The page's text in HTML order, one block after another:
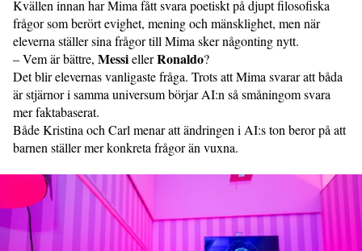
Kvällen innan har Mima fått svara poetiskt på djupt filosofiska
frågor som berört evighet, mening och mänsklighet, men när
eleverna ställer sina frågor till Mima sker någonting nytt.
– Vem är bättre, MessiellerRonaldo?
Det blir elevernas vanligaste fråga. Trots att Mima svarar att båda
är stjärnor i samma universum börjar AI:n så småningom svara
mer faktabaserat.
Både Kristina och Carl menar att ändringen i AI:s ton beror på att
barnen ställer mer konkreta frågor än vuxna.